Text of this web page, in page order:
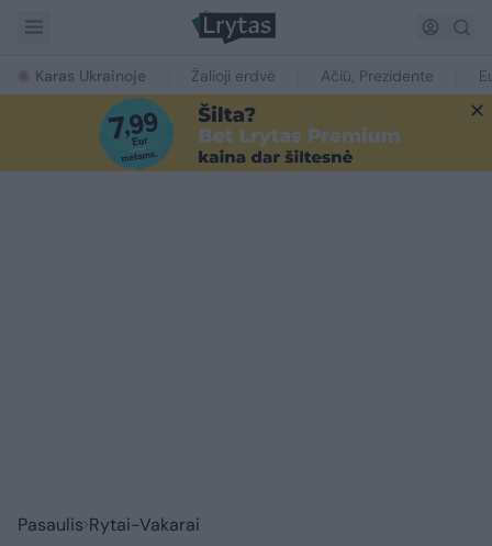
Karas Ukrainoje Žalioji erdvė Ačiū, Prezidente
Pasaulis Rytai-Vakarai